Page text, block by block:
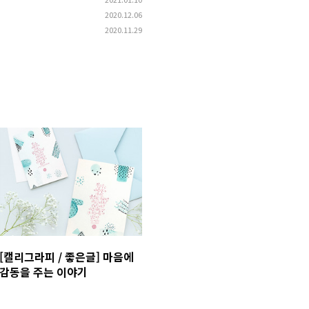
2020.12.06
2020.11.29
[캘리그라피 / 좋은글] 마음에
감동을 주는 이야기